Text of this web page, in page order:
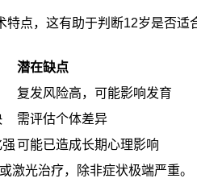
点，这有助于判断12岁是否适
潜在缺点
复发风险高，可能影响发育
需评估个体差异
可能已造成长期心理影响
激光治疗，除非症状极端严重。